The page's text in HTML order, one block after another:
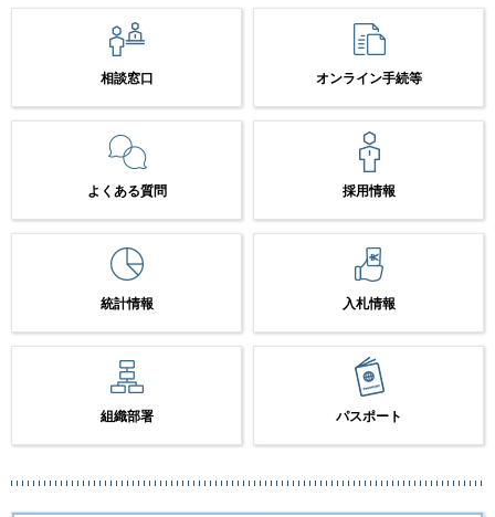
相談窓口 オンライン手続等
よくある質問 採用情報
統計情報 入札情報
組織部署 パスポート